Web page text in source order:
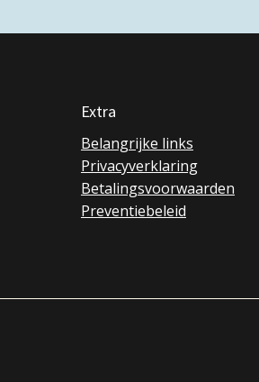
Extra
Belangrijke links
Privacyverklaring
Betalingsvoorwaarden
Preventiebeleid